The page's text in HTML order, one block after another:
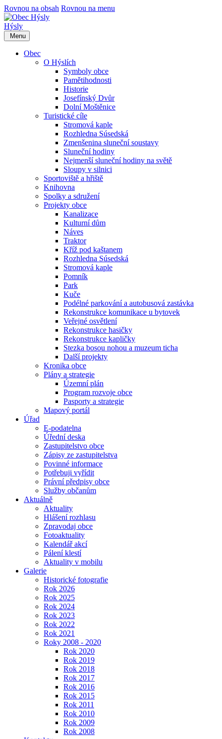
Rovnou na obsah Rovnou na menu
Hýsly
Menu
Obec
O Hýslích
Symboly obce
Pamětihodnosti
Historie
Josefínský Dvůr
Dolní Moštěnice
Turistické cíle
Stromová kaple
Rozhledna Súsedská
Zmenšenina sluneční soustavy
Sluneční hodiny
Nejmenší sluneční hodiny na světě
Sloupy v silnici
Sportoviště a hřiště
Knihovna
Spolky a sdružení
Projekty obce
Kanalizace
Kulturní dům
Náves
Traktor
Kříž pod kaštanem
Rozhledna Súsedská
Stromová kaple
Pomník
Park
Kuče
Podélné parkování a autobusová zastávka
Rekonstrukce komunikace u bytovek
Veřejné osvětlení
Rekonstrukce hasičky
Rekonstrukce kapličky
Stezka bosou nohou a muzeum ticha
Další projekty
Kronika obce
Plány a strategie
Územní plán
Program rozvoje obce
Pasporty a strategie
Mapový portál
Úřad
E-podatelna
Úřední deska
Zastupitelstvo obce
Zápisy ze zastupitelstva
Povinné informace
Potřebuji vyřídit
Právní předpisy obce
Služby občanům
Aktuálně
Aktuality
Hlášení rozhlasu
Zpravodaj obce
Fotoaktuality
Kalendář akcí
Pálení klestí
Aktuality v mobilu
Galerie
Historické fotografie
Rok 2026
Rok 2025
Rok 2024
Rok 2023
Rok 2022
Rok 2021
Roky 2008 - 2020
Rok 2020
Rok 2019
Rok 2018
Rok 2017
Rok 2016
Rok 2015
Rok 2011
Rok 2010
Rok 2009
Rok 2008